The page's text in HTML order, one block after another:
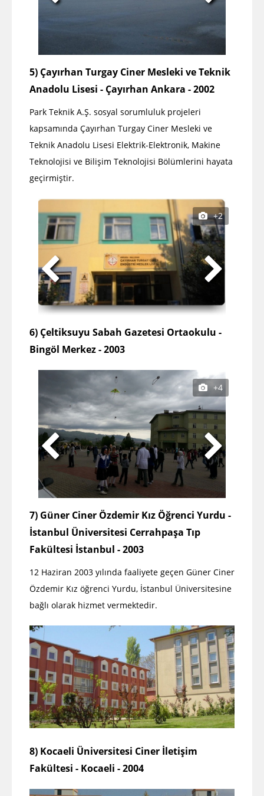
5) Çayırhan Turgay Ciner Mesleki ve Teknik
Anadolu Lisesi - Çayırhan Ankara - 2002
Park Teknik A.Ş. sosyal sorumluluk projeleri
kapsamında Çayırhan Turgay Ciner Mesleki ve
Teknik Anadolu Lisesi Elektrik-Elektronik, Makine
Teknolojisi ve Bilişim Teknolojisi Bölümlerini hayata
geçirmiştir.
+2
6) Çeltiksuyu Sabah Gazetesi Ortaokulu -
Bingöl Merkez - 2003
+4
7) Güner Ciner Özdemir Kız Öğrenci Yurdu -
İstanbul Üniversitesi Cerrahpaşa Tıp
Fakültesi İstanbul - 2003
12 Haziran 2003 yılında faaliyete geçen Güner Ciner
Özdemir Kız öğrenci Yurdu, İstanbul Üniversitesine
bağlı olarak hizmet vermektedir.
8) Kocaeli Üniversitesi Ciner İletişim
Fakültesi - Kocaeli - 2004